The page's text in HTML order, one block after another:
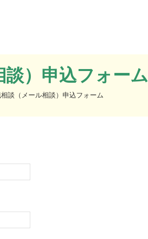
）申込フォーム
談（メール相談）申込フォーム